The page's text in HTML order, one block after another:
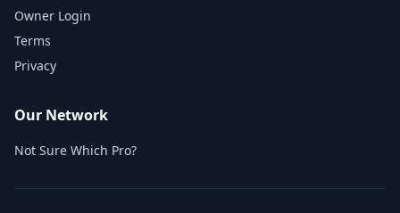
Owner Login
Terms
Privacy
Our Network
Not Sure Which Pro?